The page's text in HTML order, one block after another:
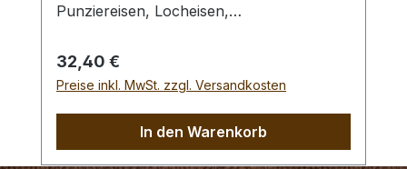
Punziereisen, Locheisen,
Schlagfläche. Wenig Rückschlag durch
schlagabsorbierenden Poly -
Hammerkopf. 240 gr Gesamtgewicht /
Regulärer Preis:
32,40 €
Preise inkl. MwSt. zzgl. Versandkosten
In den Warenkorb